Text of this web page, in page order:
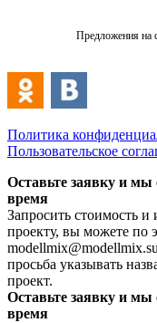
Предложения на
Политика
Пользовательское
Оставьте заявку и
время
Запросить стоимость
проекту, вы можете по
просьба указывать
проект.
Оставьте заявку и
время